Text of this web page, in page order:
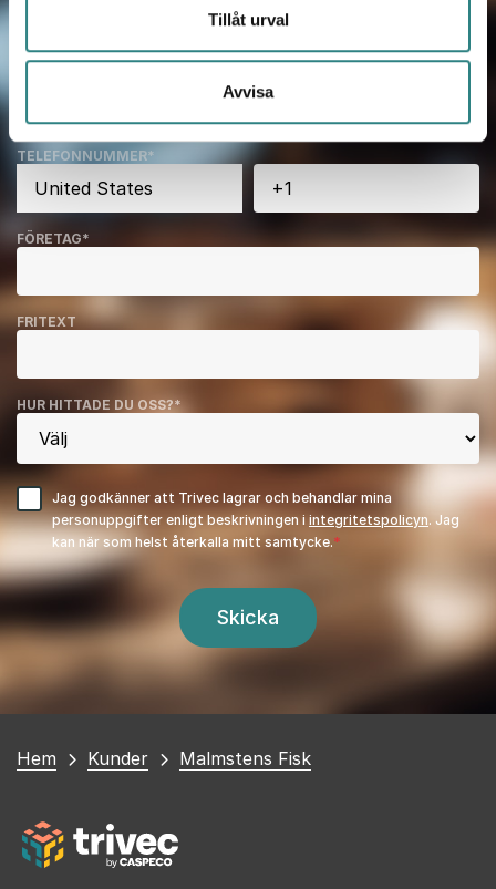
Tillåt urval
Avvisa
TELEFONNUMMER*
FÖRETAG*
FRITEXT
HUR HITTADE DU OSS?*
Jag godkänner att Trivec lagrar och behandlar mina
personuppgifter enligt beskrivningen i integritetspolicyn. Jag
kan när som helst återkalla mitt samtycke.
Du
Hem Kunder Malmstens Fisk